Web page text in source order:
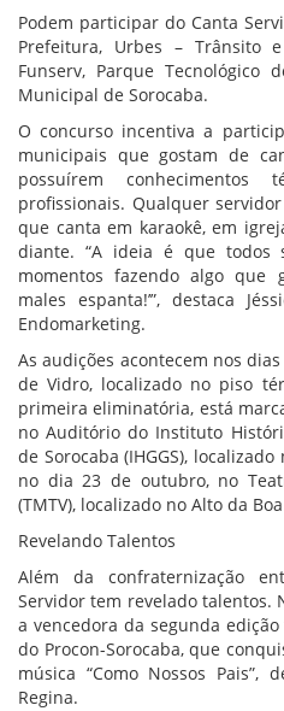
Podem participar do Canta
Prefeitura, Urbes – Trânsito e
Funserv, Parque Tecnológico
Municipal de Sorocaba.
O concurso incentiva a
municipais que gostam de
possuírem conhecimentos
profissionais. Qualquer
que canta em karaokê, em
diante. “A ideia é que todos
momentos fazendo algo que
males espanta!’”, destaca
Endomarketing.
As audições acontecem nos
de Vidro, localizado no piso
primeira eliminatória, está
no Auditório do Instituto
de Sorocaba (IHGGS),
no dia 23 de outubro, no
(TMTV), localizado no Alto da
Revelando Talentos
Além da confraternização
Servidor tem revelado talentos.
a vencedora da segunda
do Procon-Sorocaba, que
música “Como Nossos Pais”,
Regina.